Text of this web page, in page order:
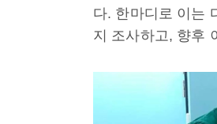
다. 한마디로 이는
지 조사하고, 향후